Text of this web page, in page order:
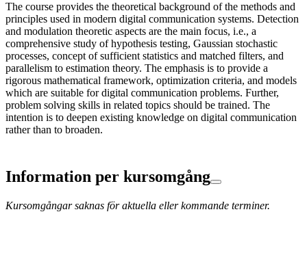
The course provides the theoretical background of the methods and
principles used in modern digital communication systems. Detection
and modulation theoretic aspects are the main focus, i.e., a
comprehensive study of hypothesis testing, Gaussian stochastic
processes, concept of sufficient statistics and matched filters, and
parallelism to estimation theory. The emphasis is to provide a
rigorous mathematical framework, optimization criteria, and models
which are suitable for digital communication problems. Further,
problem solving skills in related topics should be trained. The
intention is to deepen existing knowledge on digital communication
rather than to broaden.
Information per kursomgång
Kursomgångar saknas för aktuella eller kommande terminer.